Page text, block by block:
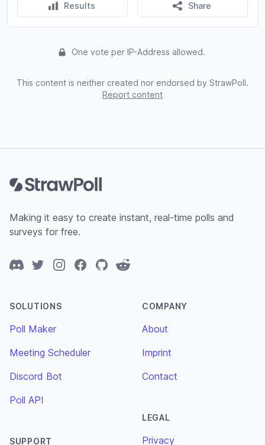
Results Share
One vote per IP-Address allowed.
This content is neither created nor endorsed by StrawPoll.
Report content
Making it easy to create instant, real-time polls and
surveys for free.
DiscordTwitterInstagramFacebook
GitHubReddit
SOLUTIONS
Poll Maker
Meeting Scheduler
Discord Bot
Poll API
SUPPORT
COMPANY
About
Imprint
Contact
LEGAL
Privacy